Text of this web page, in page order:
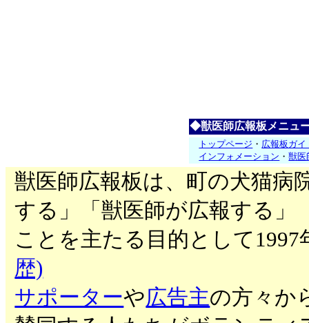
◆獣医師広報板メニュ
トップページ ・ 広報板ガイ
インフォメーション ・獣医
獣医師広報板は、町の犬猫病
する」「獣医師が広報する」
ことを主たる目的として
歴)
サポーターや広告主の方々か